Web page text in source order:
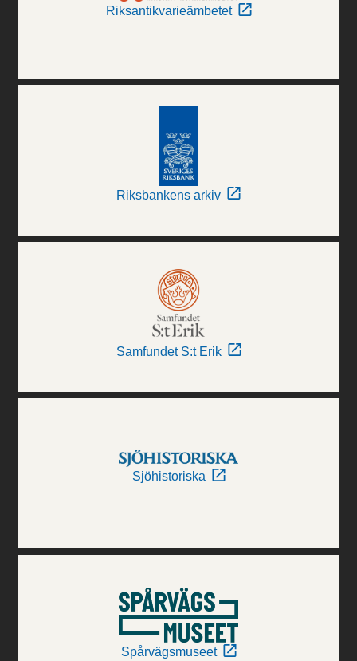
Riksantikvarieämbetet
Riksbankens arkiv
Samfundet S:t Erik
Sjöhistoriska
Spårvägsmuseet